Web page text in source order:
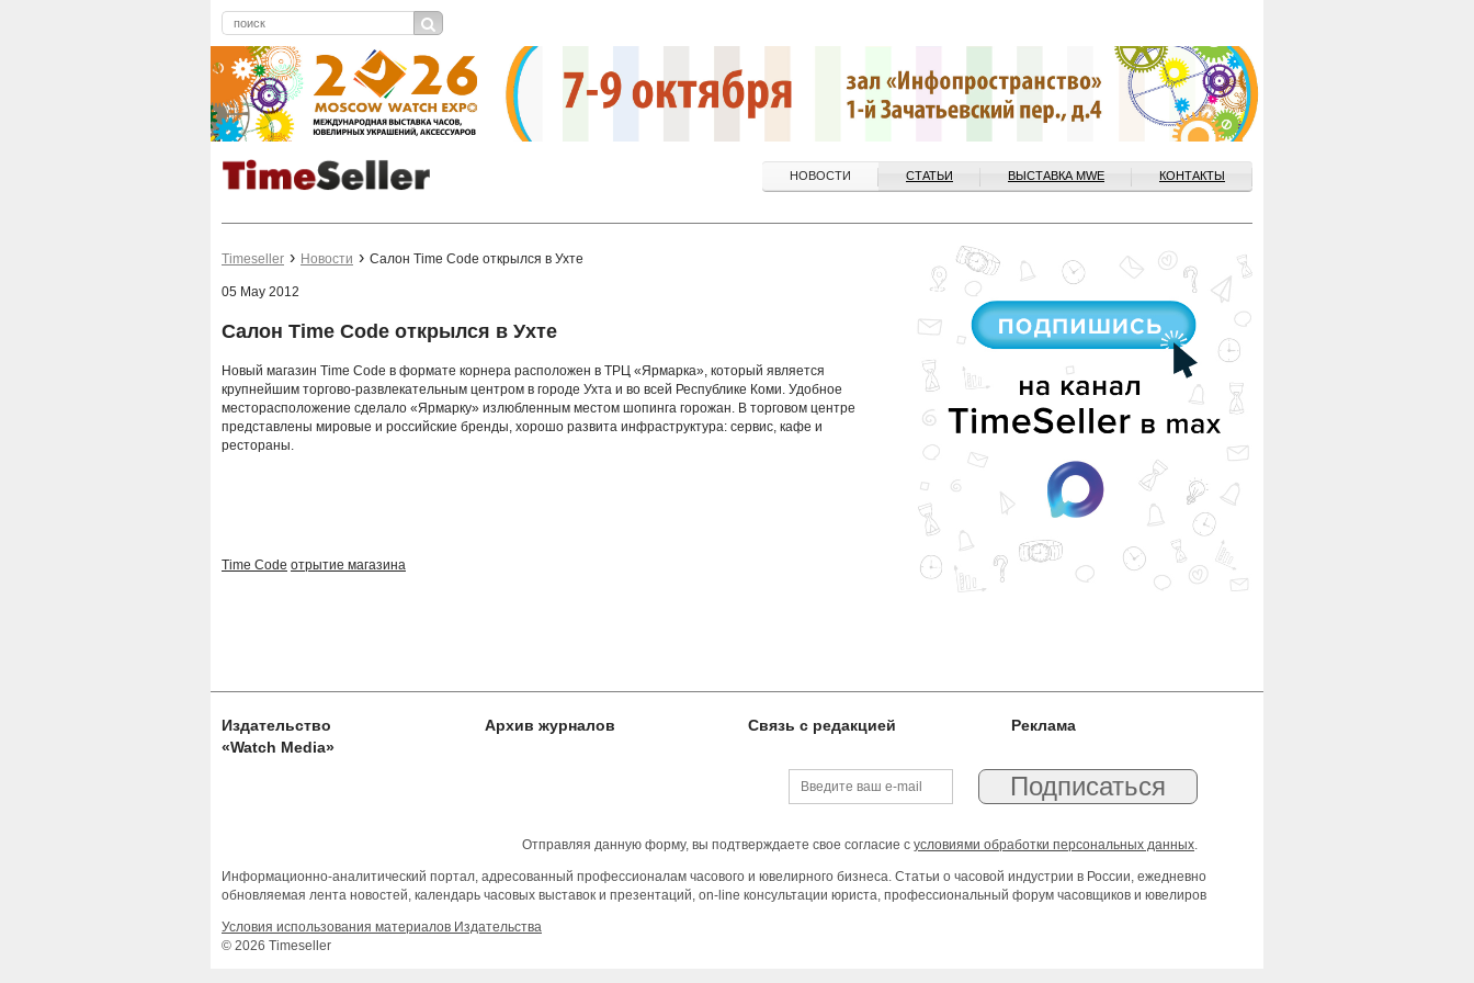
НОВОСТИ СТАТЬИ ВЫСТАВКА MWE КОНТАКТЫ
Timeseller Новости Салон Time Code открылся в Ухте
05 May 2012
Салон Time Code открылся в Ухте
Новый магазин Time Code в формате корнера расположен в ТРЦ «Ярмарка», который является
крупнейшим торгово-развлекательным центром в городе Ухта и во всей Республике Коми. Удобное
месторасположение сделало «Ярмарку» излюбленным местом шопинга горожан. В торговом центре
представлены мировые и российские бренды, хорошо развита инфраструктура: сервис, кафе и
рестораны.
Time Code отрытие магазина
Издательство
«Watch Media»
Архив журналов Связь с редакцией Реклама
Отправляя данную форму, вы подтверждаете свое согласие с условиями обработки персональных данных.
Информационно-аналитический портал, адресованный профессионалам часового и ювелирного бизнеса. Статьи о часовой индустрии в России, ежедневно
обновляемая лента новостей, календарь часовых выставок и презентаций, on-line консультации юриста, профессиональный форум часовщиков и ювелиров
Условия использования материалов Издательства
© 2026 Timeseller